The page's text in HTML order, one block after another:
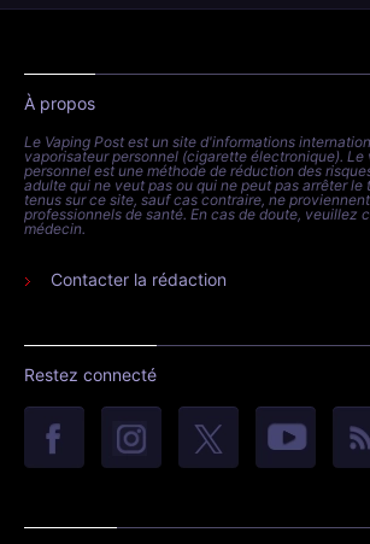
À propos
Le Vaping Post est un site d'informations
vaporisateur personnel (cigarette électronique). Le
personnel est une méthode de réduction des
adulte qui ne veut pas ou qui ne peut pas arrêter le
tenus sur ce site, sauf cas contraire, ne
professionnels de santé. En cas de doute, veuillez
médecin.
Contacter la rédaction
Restez connecté